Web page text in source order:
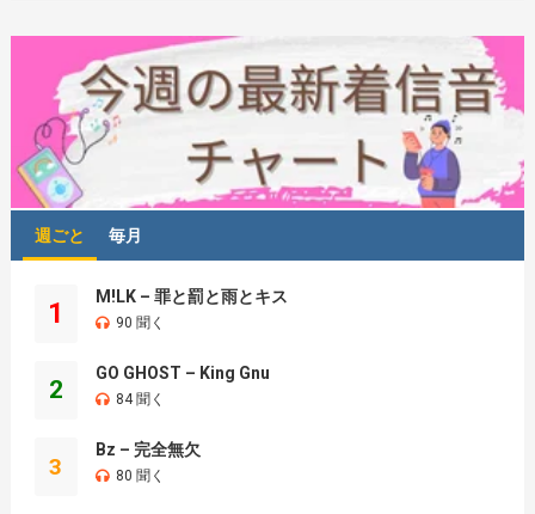
週ごと 毎月
1
M!LK – 罪と罰と雨とキス
90 聞く
2
GO GHOST – King Gnu
84 聞く
3
Bz – 完全無欠
80 聞く